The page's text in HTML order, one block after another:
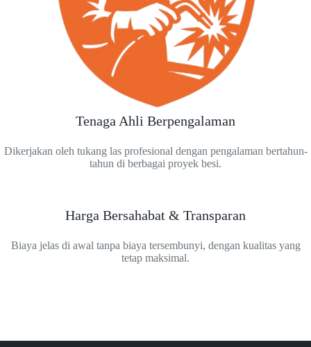
Tenaga Ahli Berpengalaman
Dikerjakan oleh tukang las profesional dengan pengalaman bertahun-
tahun di berbagai proyek besi.
Harga Bersahabat & Transparan
Biaya jelas di awal tanpa biaya tersembunyi, dengan kualitas yang
tetap maksimal.